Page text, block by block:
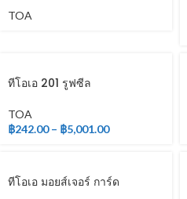
TOA
ทีโอเอ 201 รูฟซีล
TOA
฿242.00 – ฿5,001.00
ทีโอเอ มอยส์เจอร์ การ์ด